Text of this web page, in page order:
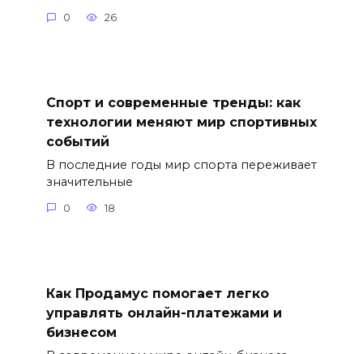
0 26
Спорт и современные тренды: как
технологии меняют мир спортивных
событий
В последние годы мир спорта переживает
значительные
0 18
Как Продамус помогает легко
управлять онлайн-платежами и
бизнесом